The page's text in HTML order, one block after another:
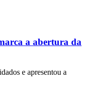
a abertura da
e apresentou a